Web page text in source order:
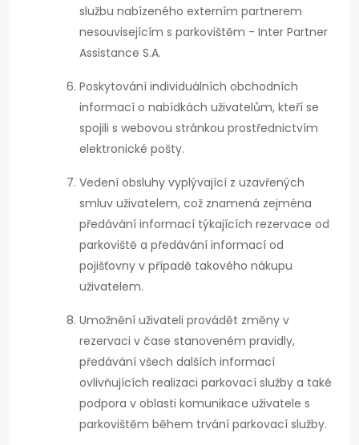
službu nabízeného externím partnerem
nesouvisejícím s parkovištěm - Inter Partner
Assistance S.A.
Poskytování individuálních obchodních
informací o nabídkách uživatelům, kteří se
spojili s webovou stránkou prostřednictvím
elektronické pošty.
Vedení obsluhy vyplývající z uzavřených
smluv uživatelem, což znamená zejména
předávání informací týkajících rezervace od
parkoviště a předávání informací od
pojišťovny v případě takového nákupu
uživatelem.
Umožnění uživateli provádět změny v
rezervaci v čase stanoveném pravidly,
předávání všech dalších informací
ovlivňujících realizaci parkovací služby a také
podpora v oblasti komunikace uživatele s
parkovištěm během trvání parkovací služby.